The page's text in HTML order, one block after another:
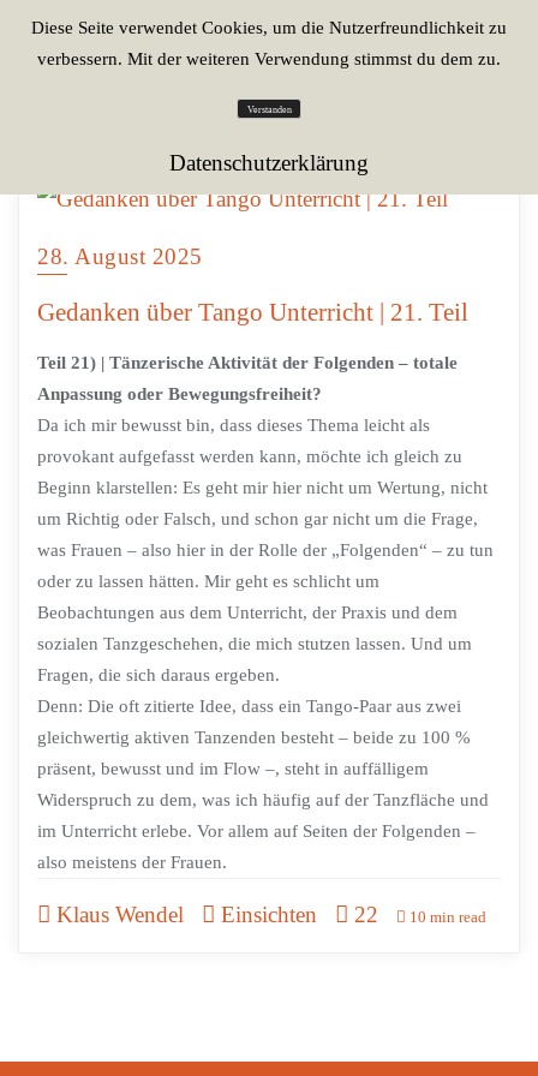
28. August 2025
Gedanken über Tango Unterricht | 21. Teil
Teil 21) | Tänzerische Aktivität der Folgenden – totale
Anpassung oder Bewegungsfreiheit?
Da ich mir bewusst bin, dass dieses Thema leicht als
provokant aufgefasst werden kann, möchte ich gleich zu
Beginn klarstellen: Es geht mir hier nicht um Wertung, nicht
um Richtig oder Falsch, und schon gar nicht um die Frage,
was Frauen – also hier in der Rolle der „Folgenden“ – zu tun
oder zu lassen hätten. Mir geht es schlicht um
Beobachtungen aus dem Unterricht, der Praxis und dem
sozialen Tanzgeschehen, die mich stutzen lassen. Und um
Fragen, die sich daraus ergeben.
Denn: Die oft zitierte Idee, dass ein Tango-Paar aus zwei
gleichwertig aktiven Tanzenden besteht – beide zu 100 %
präsent, bewusst und im Flow –, steht in auffälligem
Widerspruch zu dem, was ich häufig auf der Tanzfläche und
im Unterricht erlebe. Vor allem auf Seiten der Folgenden –
also meistens der Frauen.
Klaus Wendel Einsichten 22 10 min read
Diese Seite verwendet Cookies, um die Nutzerfreundlichkeit zu
verbessern. Mit der weiteren Verwendung stimmst du dem zu.
Verstanden
Datenschutzerklärung